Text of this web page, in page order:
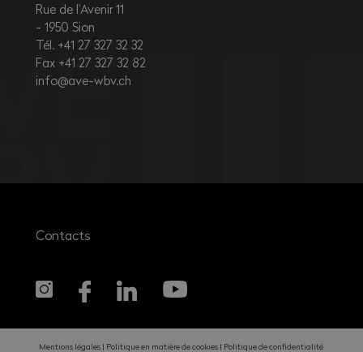
Rue de l’Avenir 11
1950 Sion
Tél. +41 27 327 32 32
Fax +41 27 327 32 82
info@ave-wbv.ch
Contacts
Mentions légales Politique en matière de cookies Politique de confidentialité